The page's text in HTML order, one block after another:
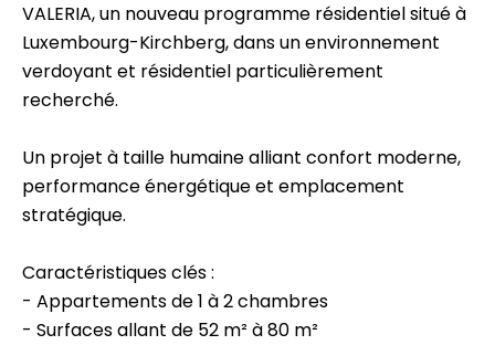
VALERIA, un nouveau programme résidentiel situé à
Luxembourg-Kirchberg, dans un environnement
verdoyant et résidentiel particulièrement
recherché.
Un projet à taille humaine alliant confort moderne,
performance énergétique et emplacement
stratégique.
Caractéristiques clés :
- Appartements de 1 à 2 chambres
- Surfaces allant de 52 m² à 80 m²